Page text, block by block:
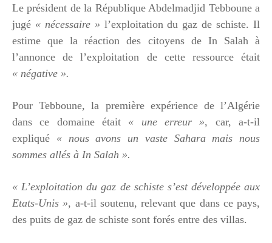
Le président de la République Abdelmadjid Tebboune a
jugé « nécessaire » l’exploitation du gaz de schiste. Il
estime que la réaction des citoyens de In Salah à
l’annonce de l’exploitation de cette ressource était
« négative ».
Pour Tebboune, la première expérience de l’Algérie
dans ce domaine était « une erreur », car, a-t-il
expliqué « nous avons un vaste Sahara mais nous
sommes allés à In Salah ».
« L’exploitation du gaz de schiste s’est développée aux
Etats-Unis », a-t-il soutenu, relevant que dans ce pays,
des puits de gaz de schiste sont forés entre des villas.